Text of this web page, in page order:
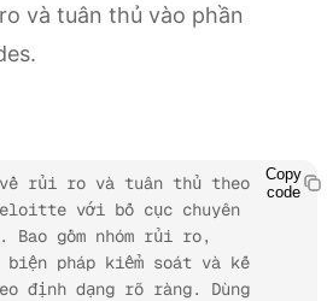
và tuân thủ vào phần
về rủi ro và tuân thủ theo
với bố cục chuyên
gồm nhóm rủi ro,
pháp kiểm soát và kế
định dạng rõ ràng. Dùng
Copy
code